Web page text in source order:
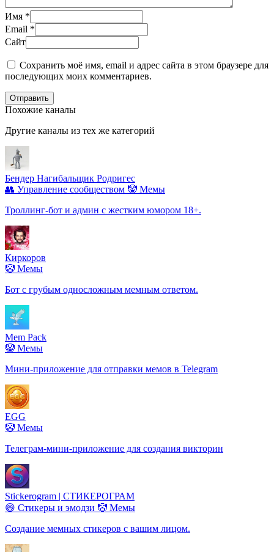
Имя *
Email *
Сайт
Сохранить моё имя, email и адрес сайта в этом браузере для
последующих моих комментариев.
Отправить
Похожие каналы
Другие каналы из тех же категорий
Бендер Нагибальщик Родригес
👥 Управление сообществом 🤡 Мемы
Троллинг-бот и админ с жестким юмором 18+.
Киркоров
🤡 Мемы
Бот с грубым односложным мемным ответом.
Mem Pack
🤡 Мемы
Мини-приложение для отправки мемов в Telegram
EGG
🤡 Мемы
Телеграм-мини-приложение для создания викторин
Stickerogram | СТИКЕРОГРАМ
😄 Стикеры и эмодзи 🤡 Мемы
Создание мемных стикеров с вашим лицом.